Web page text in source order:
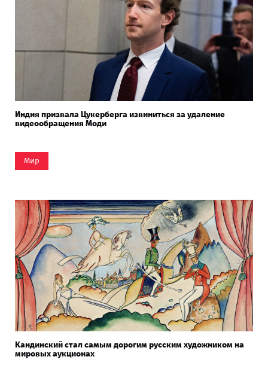
Индия призвала Цукерберга извиниться за удаление
видеообращения Моди
Мир
Кандинский стал самым дорогим русским художником на
мировых аукционах